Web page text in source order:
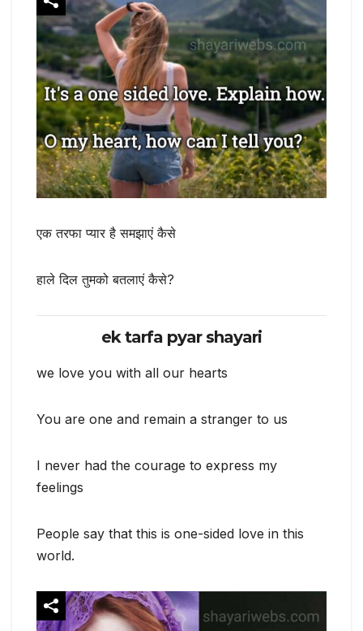
एक तरफा प्यार है समझाएं कैसे
हाले दिल तुमको बतलाएं कैसे?
ek tarfa pyar shayari
we love you with all our hearts
You are one and remain a stranger to us
I never had the courage to express my
feelings
People say that this is one-sided love in this
world.